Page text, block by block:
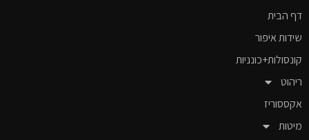
דף הבית
שידות איפור
קונסולות+כונניות
ריהוט
אקססוריז
מיטות